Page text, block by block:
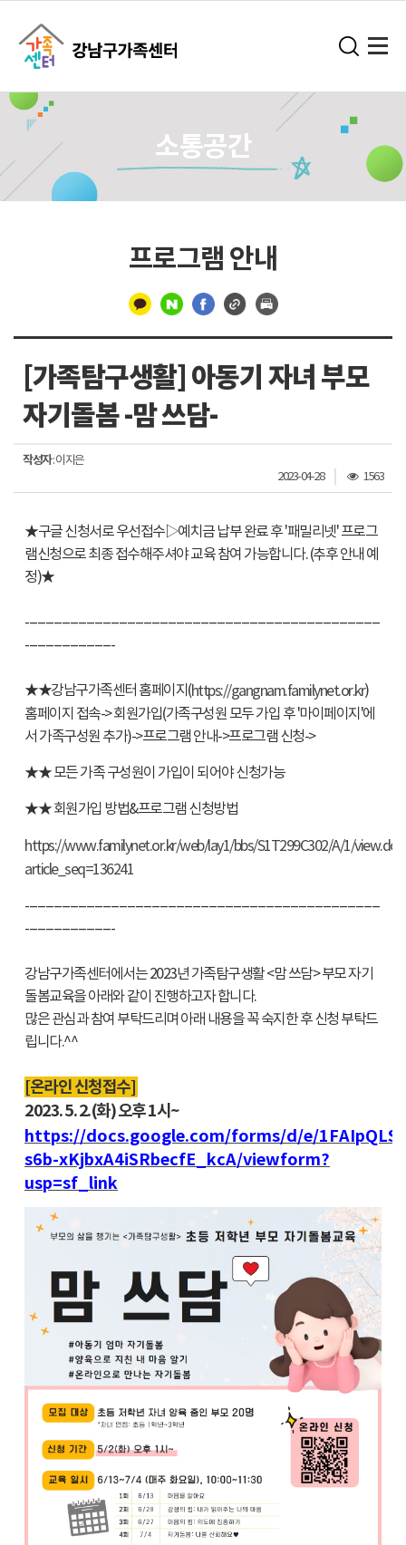
소통공간
프로그램 안내
분
선
[가족탐구생활] 아동기 자녀 부모
자기돌봄 -맘 쓰담-
작성자: 이지은
2023-04-28
조
회
1563
★구글 신청서로 우선접수▷예치금 납부 완료 후 '패밀리넷' 프로그
램신청으로 최종 접수해주셔야 교육 참여 가능합니다. (추후 안내 예
정)★
---------------------------------------------------------------------------------------
----------------------
★★강남구가족센터 홈페이지(https://gangnam.familynet.or.kr)
홈페이지 접속-> 회원가입(가족구성원 모두 가입 후 '마이페이지'에
서 가족구성원 추가)->프로그램 안내->프로그램 신청->
★★ 모든 가족 구성원이 가입이 되어야 신청가능
★★ 회원가입 방법&프로그램 신청방법
https://www.familynet.or.kr/web/lay1/bbs/S1T299C302/A/1/view.do?
article_seq=136241
---------------------------------------------------------------------------------------
----------------------
강남구가족센터에서는 2023년 가족탐구생활 <맘 쓰담> 부모 자기
돌봄교육을 아래와 같이 진행하고자 합니다.
많은 관심과 참여 부탁드리며 아래 내용을 꼭 숙지한 후 신청 부탁드
립니다.^^
[온라인 신청접수]
2023. 5. 2.(화) 오후 1시~
https://docs.google.com/forms/d/e/
s6b-xKjbxA4iSRbecfE_kcA/viewform?
usp=sf_link